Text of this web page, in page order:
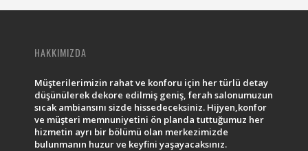
HAKKIMIZDA
Müşterilerimizin rahat ve konforu için her türlü detay
düşünülerek dekore edilmiş geniş, ferah salonumuzun
sıcak ambiansını sizde hissedeceksiniz. Hijyen,konfor
ve müşteri memnuniyetini ön planda tuttuğumuz her
hizmetin ayrı bir bölümü olan merkezimizde
bulunmanın huzur ve keyfini yaşayacaksınız.